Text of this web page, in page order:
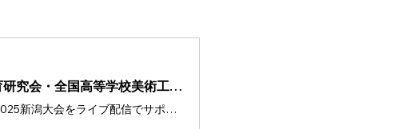
【実績紹介】新潟県高等教育研究会・全国高等学校美術工芸研究大会2025新潟大会をライブ配信しました（新潟 ライブ配信／3カメ撮影）
全国高等学校美術工芸研究大会2025新潟大会をライブ配信でサポートしました。合同会社アイフィルムの小池です。今回は、**「新潟県高等教育研究会 第62回 全国高等学校 美術・工芸研究大会＜2025新潟大会＞」**にて、YouTubeを使ったライブ配信と記録撮影を担当させていただきました。メイン会場の基調講演から、別会場で行われた分科会の収録、後日のアーカイブ配信まで、配信設計〜当日のオペレーションまでワンストップで対応した事例としてご紹介します。イベント概要とご依頼内容本大会は、全国の高校で美術・工芸教育に携わる先生方が一堂に会し、実践事例や研究内容を共有する大規模な研究会です。 • 主催：新潟県高等教育研究会 • 名称：第62回 全国高等学校 美術・工芸研究大会 2025新潟大会 • 会場：新潟市内ホール＋複数の分科会会場 • 参加者：全国から先生方が来場＆オンライン視聴ご依頼内容は大きく以下の4つでした。1. YouTube Liveによるメイン会場のライブ配信2. 3カメラ体制＋会場パワポ資料のワイプ合成3. 配信前の段取り・設営・事前打ち合わせでの会場レイアウト設計4. 別会場